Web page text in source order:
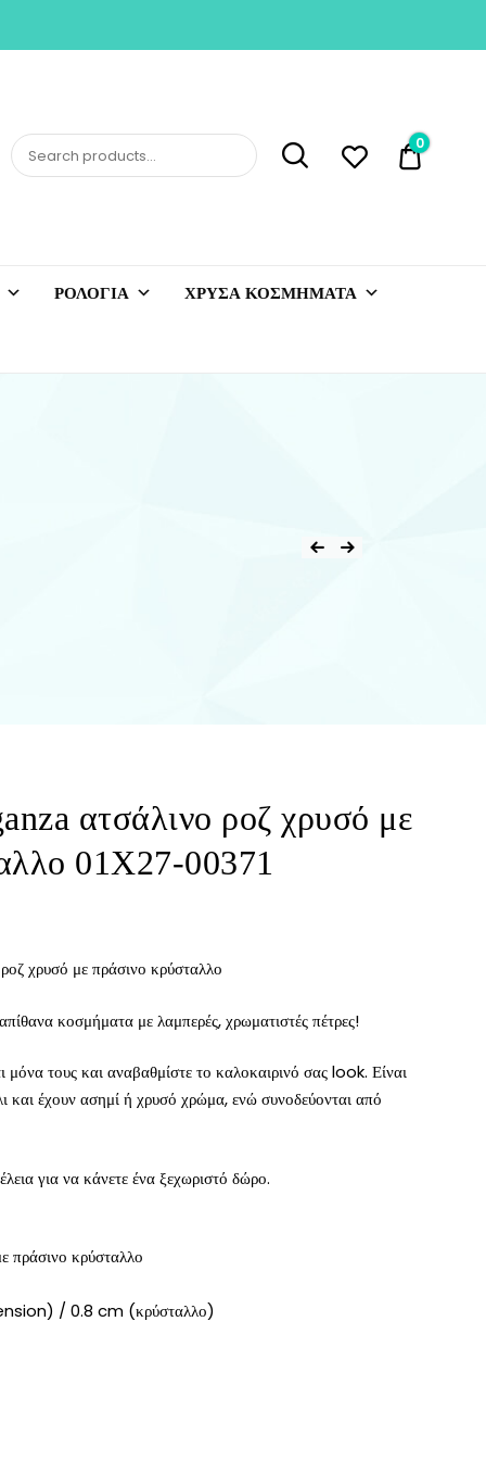
0,00 €
0
ΡΟΛΟΓΙΑ ΧΡΥΣΑ ΚΟΣΜΗΜΑΤΑ
ατσάλινο ροζ χρυσό με
01X27-00371
χρυσό με πράσινο κρύσταλλο
κοσμήματα με λαμπερές, χρωματιστές πέτρες!
τους και αναβαθμίστε το καλοκαιρινό σας look. Είναι
και έχουν ασημί ή χρυσό χρώμα, ενώ συνοδεύονται από
για να κάνετε ένα ξεχωριστό δώρο.
πράσινο κρύσταλλο
/ 0.8 cm (κρύσταλλο)